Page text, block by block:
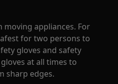
moving appliances. For
for two persons to
gloves and safety
at all times to
sharp edges.